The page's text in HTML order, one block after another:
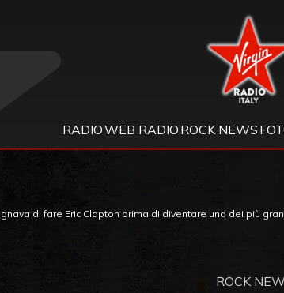
RADIOWEB RADIO ROCK NEWS
di fare Eric Clapton prima di diventare uno dei più
ROCK